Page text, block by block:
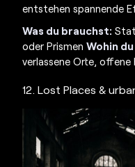
entstehen spannende
Was du brauchst:
oder Prismen Wohin
verlassene Orte,
12. Lost Places &